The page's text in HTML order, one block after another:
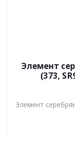
Элемент
(373,
Элемент